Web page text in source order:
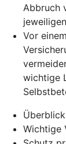
Abbruch
Vor
wichtige
Überblick
Wichtige